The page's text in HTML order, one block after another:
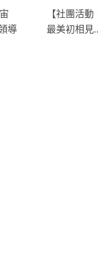
導
【社團活
最美初相見